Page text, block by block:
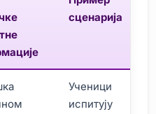
сценарија
Ученици
испитују